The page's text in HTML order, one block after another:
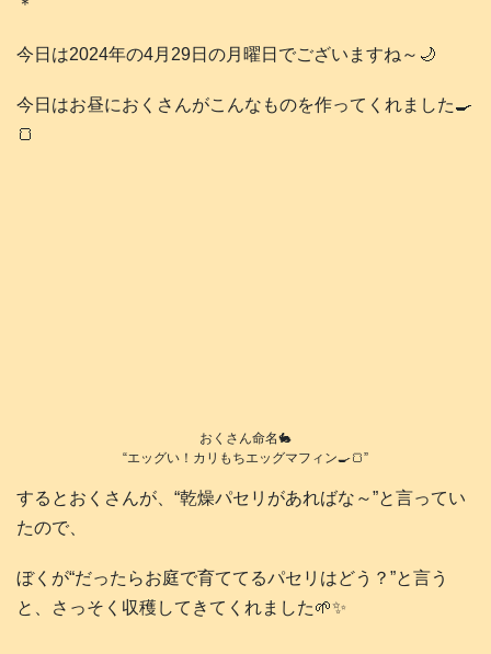
今日は2024年の4月29日の月曜日でございますね～🌙
今日はお昼におくさんがこんなものを作ってくれました🍳
🍞
おくさん命名🐇
“エッグい！カリもちエッグマフィン🍳🍞”
するとおくさんが、“乾燥パセリがあればな～”と言ってい
たので、
ぼくが“だったらお庭で育ててるパセリはどう？”と言う
と、さっそく収穫してきてくれました🌱✨